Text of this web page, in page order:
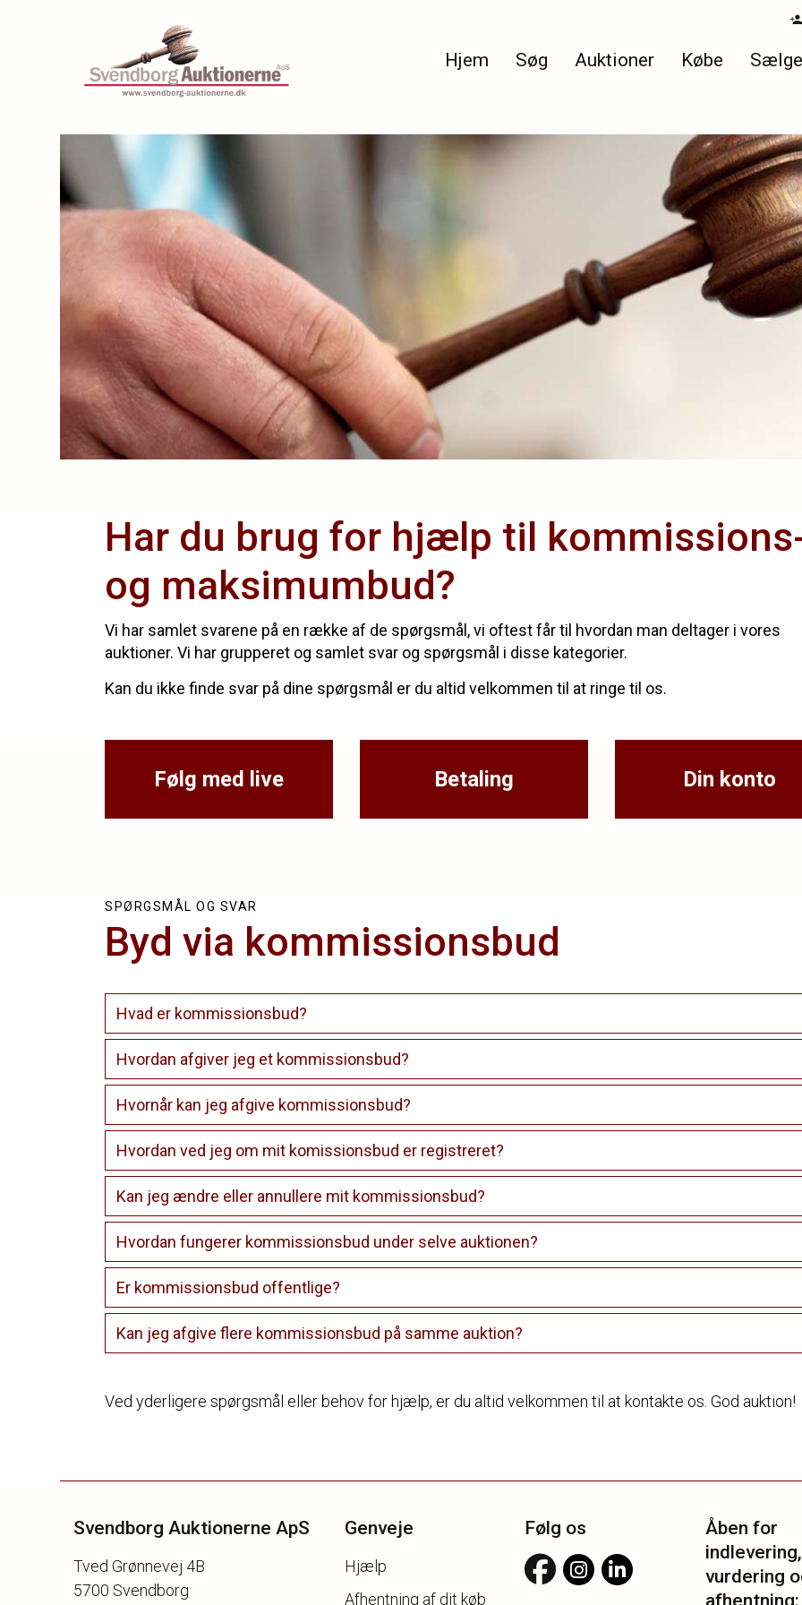
Hjem Søg Auktioner Købe Sælge
Har du brug for hjælp til
og maksimumbud?
Vi har samlet svarene på en række af de spørgsmål, vi oftest får til hvordan man deltager i vores
auktioner. Vi har grupperet og samlet svar og spørgsmål i disse kategorier.
Kan du ikke finde svar på dine spørgsmål er du altid velkommen til at ringe til os.
Følg med live Betaling Din konto
SPØRGSMÅL OG SVAR
Byd via kommissionsbud
Hvad er kommissionsbud?
Hvordan afgiver jeg et kommissionsbud?
Hvornår kan jeg afgive kommissionsbud?
Hvordan ved jeg om mit komissionsbud er registreret?
Kan jeg ændre eller annullere mit kommissionsbud?
Hvordan fungerer kommissionsbud under selve auktionen?
Er kommissionsbud offentlige?
Kan jeg afgive flere kommissionsbud på samme auktion?
Ved yderligere spørgsmål eller behov for hjælp, er du altid velkommen til at kontakte os. God auktion!
Svendborg Auktionerne ApS
Tved Grønnevej 4B
5700 Svendborg
Genveje
Hjælp
Afhentning af dit køb
Følg os
Åben for
indlevering,
vurdering
afhentning: